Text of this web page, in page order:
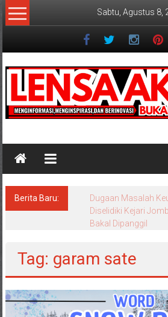
Lompat
ke
Sabtu, Agustus 8,
Berita Baru:
Dugaan Masalah
Diselidiki Kejari
Bakal Dipanggil
Tag: garam sate